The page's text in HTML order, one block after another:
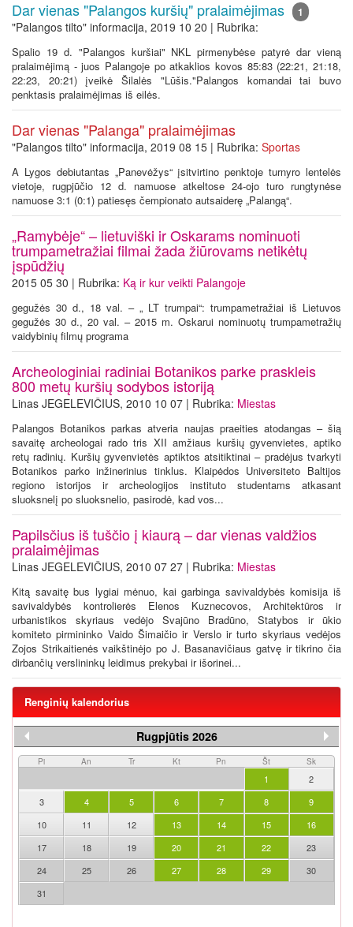
Dar vienas "Palangos kuršių" pralaimėjimas 1
"Palangos tilto" informacija, 2019 10 20 | Rubrika:
Spalio 19 d. "Palangos kuršiai" NKL pirmenybėse patyrė dar vieną
pralaimėjimą - juos Palangoje po atkaklios kovos 85:83 (22:21, 21:18,
22:23, 20:21) įveikė Šilalės "Lūšis."Palangos komandai tai buvo
penktasis pralaimėjimas iš eilės.
Dar vienas "Palanga" pralaimėjimas
"Palangos tilto" informacija, 2019 08 15 | Rubrika: Sportas
A Lygos debiutantas „Panevėžys“ įsitvirtino penktoje turnyro lentelės
vietoje, rugpjūčio 12 d. namuose atkeltose 24-ojo turo rungtynėse
namuose 3:1 (0:1) patiesęs čempionato autsaiderę „Palangą“.
„Ramybėje“ – lietuviški ir Oskarams nominuoti
trumpametražiai filmai žada žiūrovams netikėtų
įspūdžių
2015 05 30 | Rubrika: Ką ir kur veikti Palangoje
gegužės 30 d., 18 val. – „ LT trumpai“: trumpametražiai iš Lietuvos
gegužės 30 d., 20 val. – 2015 m. Oskarui nominuotų trumpametražių
vaidybinių filmų programa
Archeologiniai radiniai Botanikos parke praskleis
800 metų kuršių sodybos istoriją
Linas JEGELEVIČIUS, 2010 10 07 | Rubrika: Miestas
Palangos Botanikos parkas atveria naujas praeities atodangas – šią
savaitę archeologai rado tris XII amžiaus kuršių gyvenvietes, aptiko
retų radinių. Kuršių gyvenvietės aptiktos atsitiktinai – pradėjus tvarkyti
Botanikos parko inžinerinius tinklus. Klaipėdos Universiteto Baltijos
regiono istorijos ir archeologijos instituto studentams atkasant
sluoksnelį po sluoksnelio, pasirodė, kad vos...
Papilsčius iš tuščio į kiaurą – dar vienas valdžios
pralaimėjimas
Linas JEGELEVIČIUS, 2010 07 27 | Rubrika: Miestas
Kitą savaitę bus lygiai mėnuo, kai garbinga savivaldybės komisija iš
savivaldybės kontrolierės Elenos Kuznecovos, Architektūros ir
urbanistikos skyriaus vedėjo Svajūno Bradūno, Statybos ir ūkio
komiteto pirmininko Vaido Šimaičio ir Verslo ir turto skyriaus vedėjos
Zojos Strikaitienės vaikštinėjo po J. Basanavičiaus gatvę ir tikrino čia
dirbančių verslininkų leidimus prekybai ir išorinei...
Renginių kalendorius
Rugpjūtis 2026
Pi An Tr Kt Pn Št Sk
1
2
3
4 5 6 7 8
9
10
11 12 13 14 15
16
17
18 19 20 21 22
23
24
25 26 27 28 29
30
31